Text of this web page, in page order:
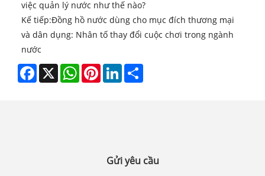
việc quản lý nước như thế nào?
Kế tiếp:Đồng hồ nước dùng cho mục đích thương mại
và dân dụng: Nhân tố thay đổi cuộc chơi trong ngành
nước
Facebook
X WhatsAppPinterestLinkedInShare
Gửi yêu cầu